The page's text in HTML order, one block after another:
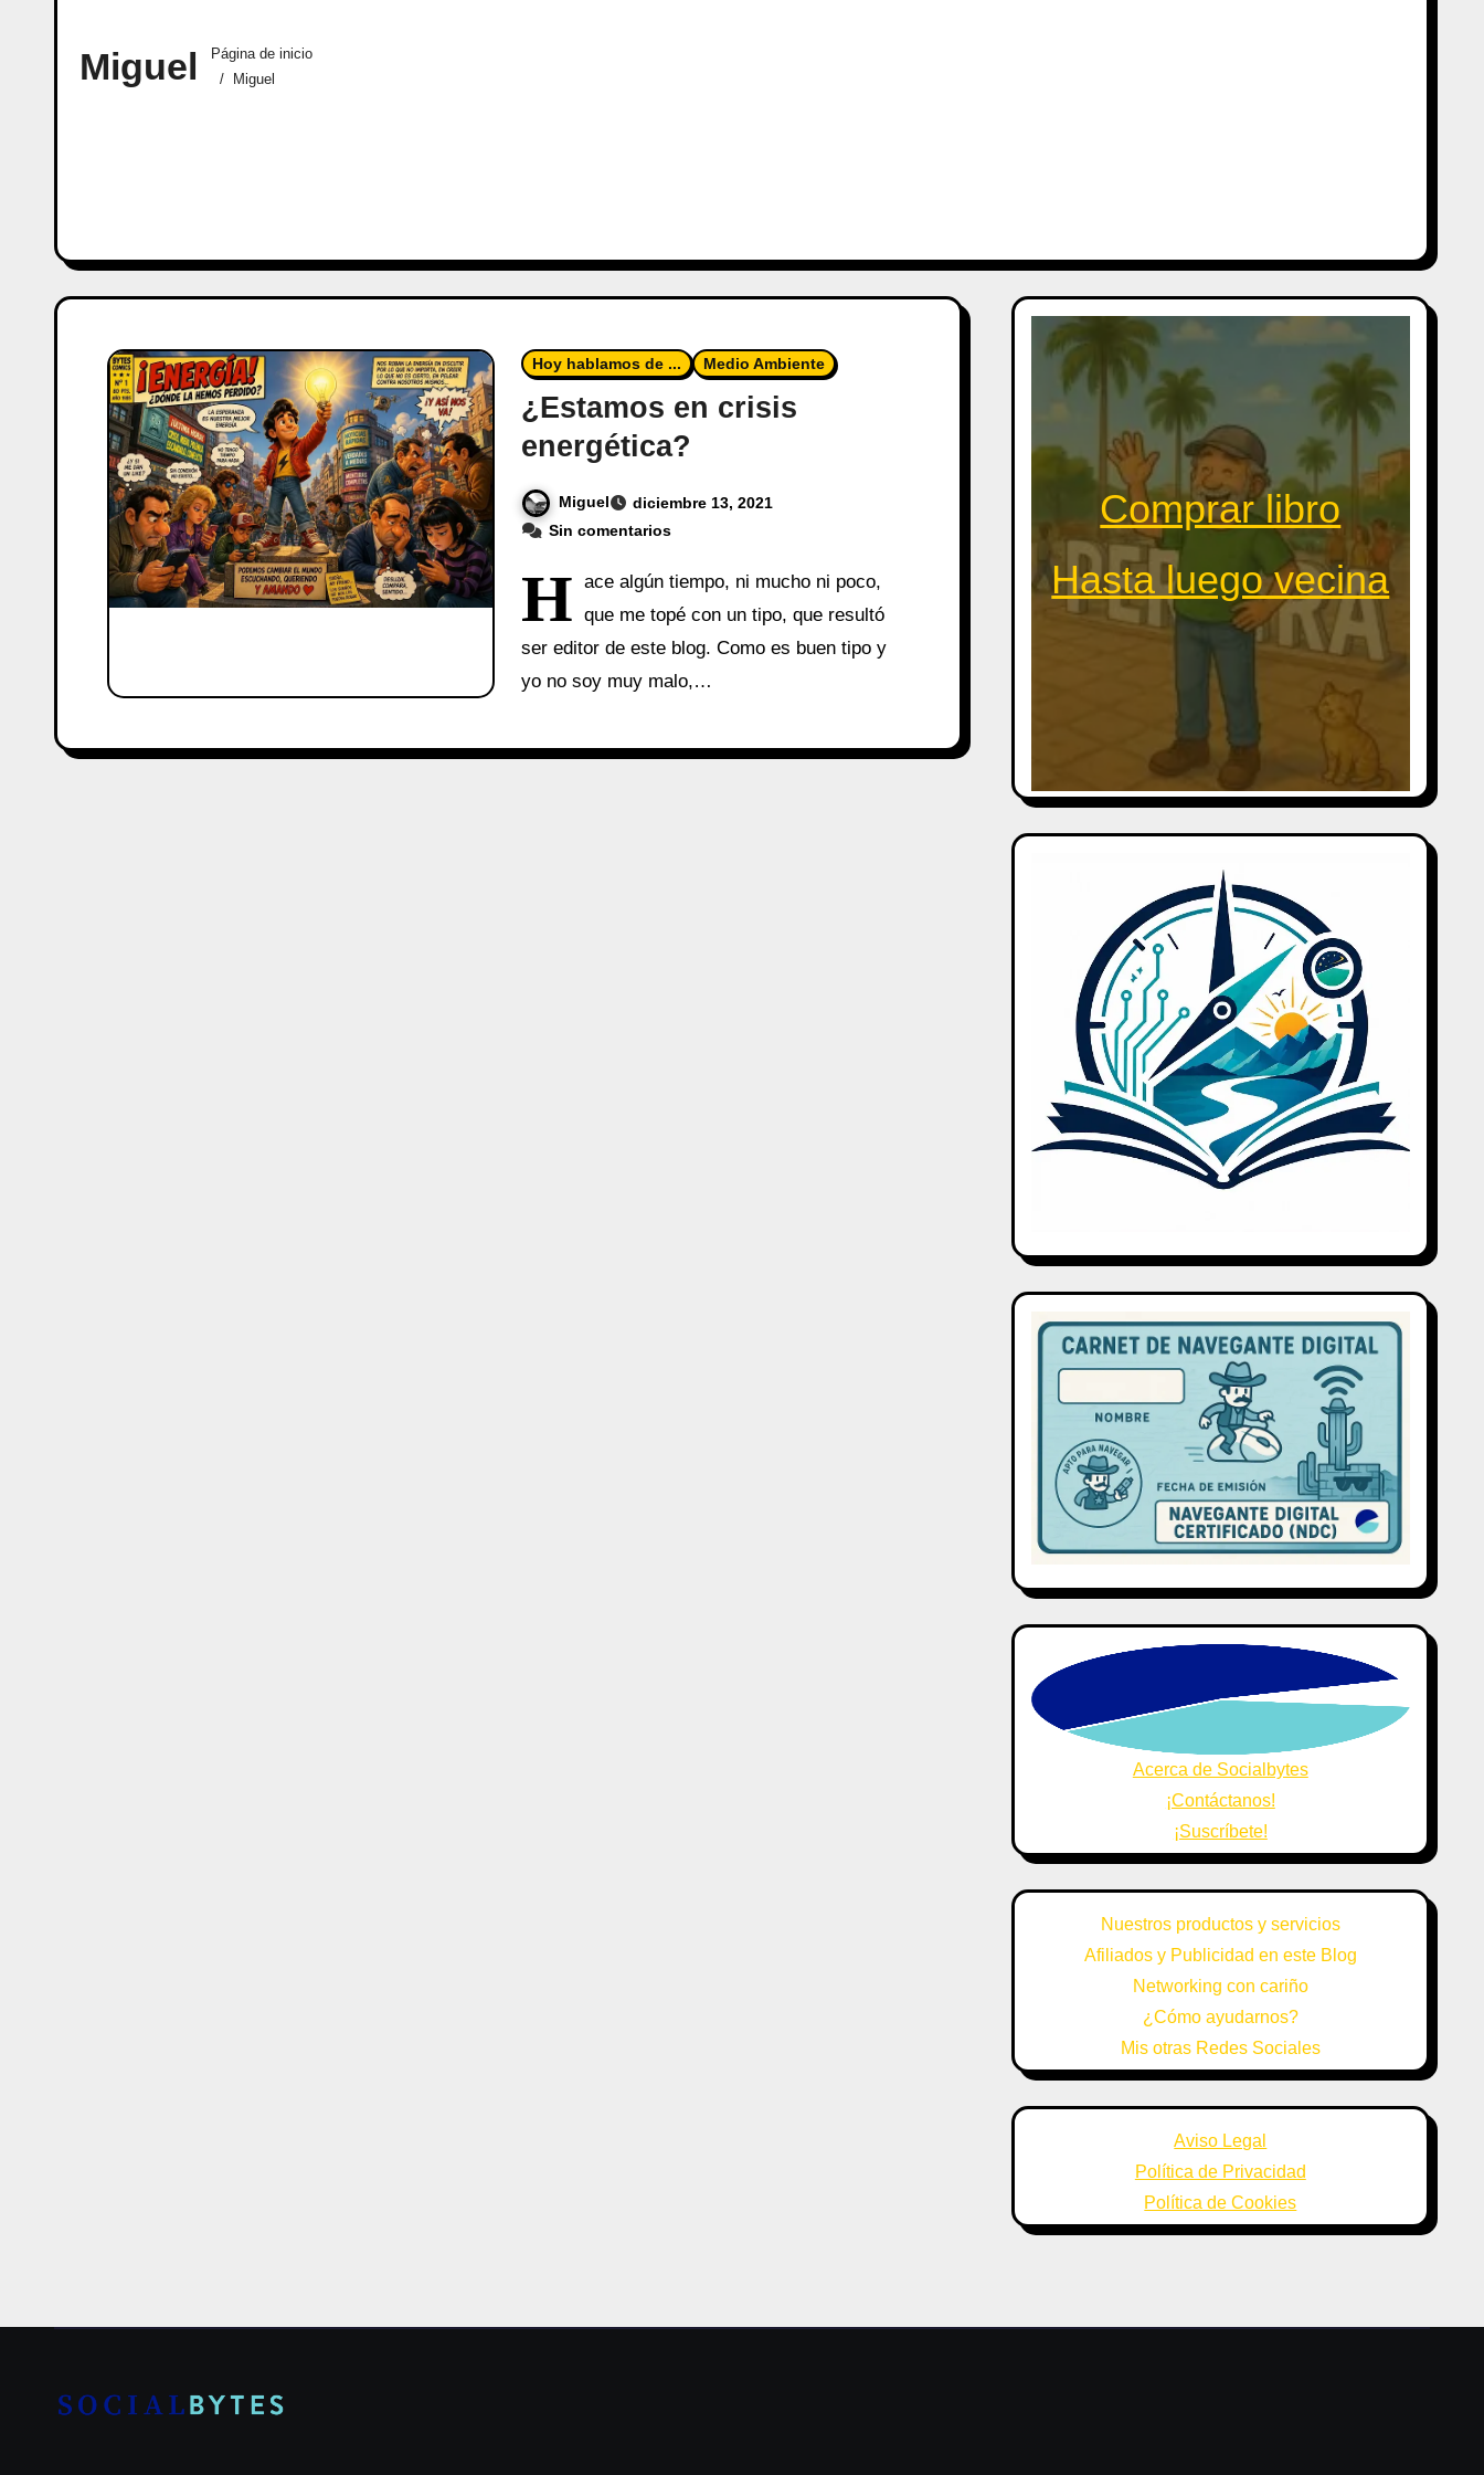
Miguel
Página de inicio
Miguel
Hoy hablamos de ... Medio Ambiente
¿Estamos en crisis
energética?
Miguel
diciembre 13, 2021
Sin comentarios
H ace algún tiempo, ni mucho ni poco,
que me topé con un tipo, que resultó
ser editor de este blog. Como es buen tipo y
yo no soy muy malo,…
Comprar libro
Hasta luego vecina
Acerca de Socialbytes
¡Contáctanos!
¡Suscríbete!
Nuestros productos y servicios
Afiliados y Publicidad en este Blog
Networking con cariño
¿Cómo ayudarnos?
Mis otras Redes Sociales
Aviso Legal
Política de Privacidad
Política de Cookies